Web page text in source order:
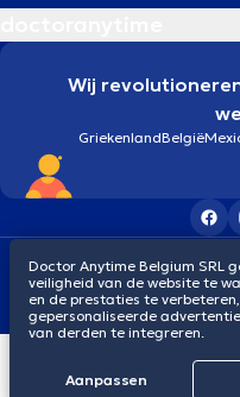
Wij
GriekenlandBelgië
Algemene
©
Doctor Anytime Belgium SRL
veiligheid van de website te
en de prestaties te
gepersonaliseerde
van derden te integreren.
Aanpassen